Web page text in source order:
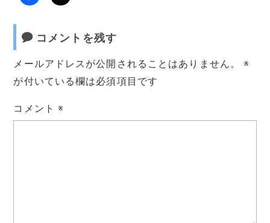
コメントを残す
メールアドレスが公開されることはありません。
※
が付いている欄は必須項目です
コメント※